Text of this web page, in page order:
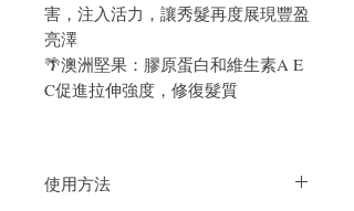
害，注入活力，讓秀髮再度展現豐盈
亮澤
🌴澳洲堅果：膠原蛋白和維生素A E
C促進拉伸強度，修復髮質
使用方法